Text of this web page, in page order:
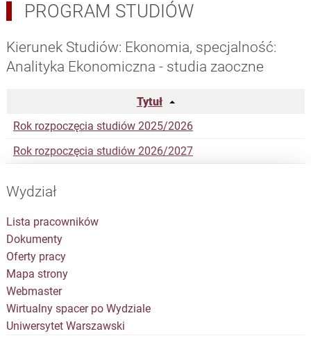
PROGRAM STUDIÓW
Kierunek Studiów: Ekonomia, specjalność:
Analityka Ekonomiczna - studia zaoczne
Tytuł
Rok rozpoczęcia studiów 2025/2026
Rok rozpoczęcia studiów 2026/2027
Wydział
Lista pracowników
Dokumenty
Oferty pracy
Mapa strony
Webmaster
Wirtualny spacer po Wydziale
Uniwersytet Warszawski